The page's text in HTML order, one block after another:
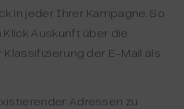
in jeder Ihrer Kampagne. So
Auskunft über die
der E-Mail als
Adressen zu